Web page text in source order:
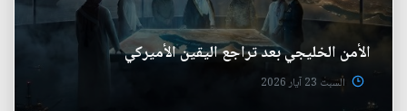
الأمن الخليجي بعد تراجع اليقين الأميركي
السبت 23 آيار 2026